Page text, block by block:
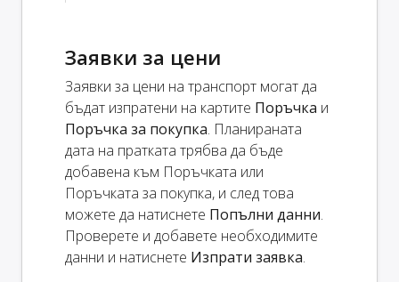
Заявки за цени
Заявки за цени на транспорт могат да
бъдат изпратени на картите Поръчка и
Поръчка за покупка. Планираната
дата на пратката трябва да бъде
добавена към Поръчката или
Поръчката за покупка, и след това
можете да натиснете Попълни данни.
Проверете и добавете необходимите
данни и натиснете Изпрати заявка.